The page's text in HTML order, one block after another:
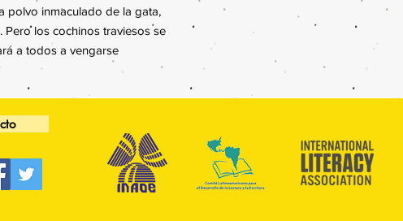
polvo inmaculado de la gata,
Pero los cochinos traviesos se
a todos a vengarse